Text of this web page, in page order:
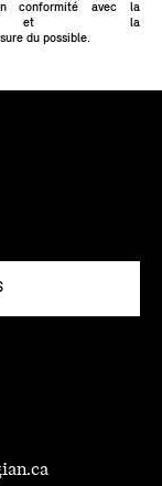
conformité avec la
la
du possible.